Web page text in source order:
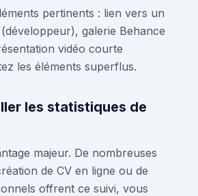
pertinents : lien vers un
galerie Behance
vidéo courte
les éléments superflus.
les statistiques de
majeur. De nombreuses
de CV en ligne ou de
offrent ce suivi, vous